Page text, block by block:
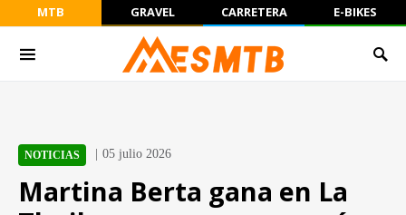
MTB GRAVEL CARRETERA E-BIKES
NOTICIAS 05 julio 2026
Martina Berta gana en La